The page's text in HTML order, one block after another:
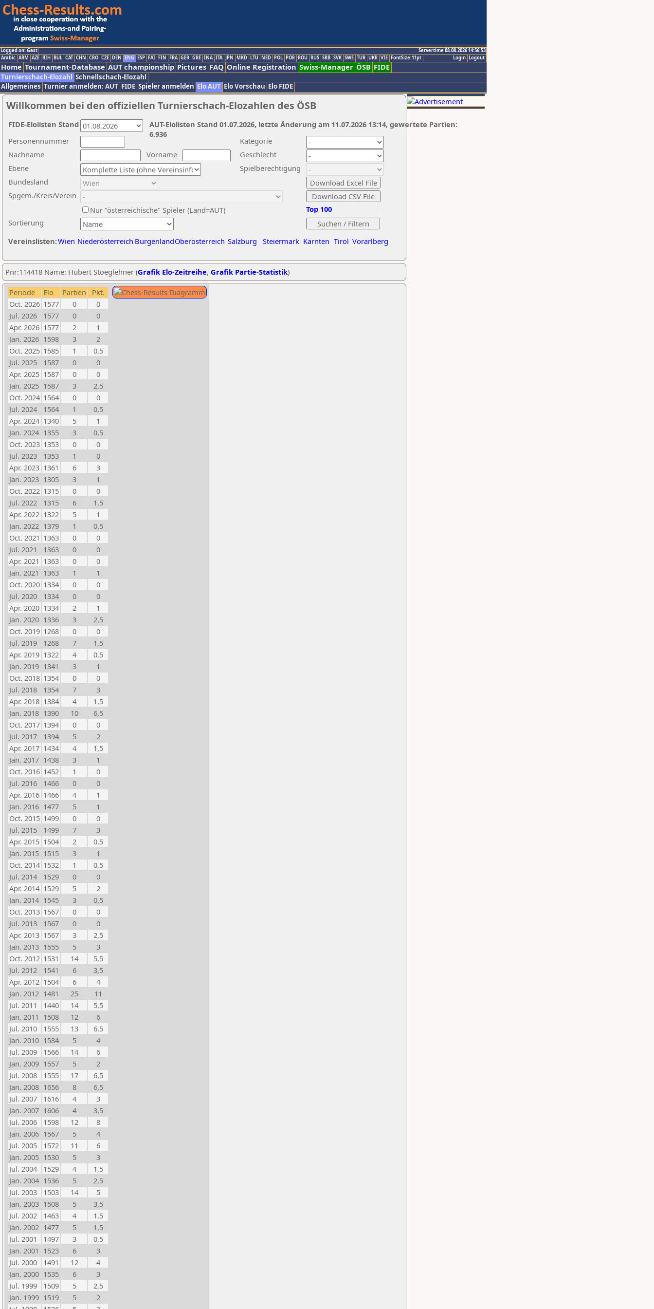
Logged on: Gast
Servertime 08.08.2026 14:56:53
Logout
Login
Arabic ARM AZE BIH BUL CAT CHN CRO CZE DEN ENG ESP FAI FIN FRA GER GRE INA ITA JPN MKD LTU NED POL POR ROU RUS SRB SVK SWE TUR UKR VIE FontSize:11pt
Home Tournament-Database AUT championship Pictures FAQ Online Registration Swiss-Manager ÖSB FIDE
Turnierschach-Elozahl Schnellschach-Elozahl
Allgemeines Turnier anmelden: AUT FIDE Spieler anmelden Elo AUT Elo Vorschau Elo FIDE
Willkommen bei den offiziellen Turnierschach-Elozahlen des ÖSB
Nachname
Vorname
Ebene
Kategorie
Sortierung
Personennummer
Bundesland
Spgem./Kreis/Verein
Geschlecht
Nur "österreichische" Spieler (Land=AUT)
Spielberechtigung
Vereinslisten:Wien Niederösterreich BurgenlandOberösterreich Salzburg Steiermark Kärnten Tirol Vorarlberg
Top 100
AUT-Elolisten Stand 01.07.2026, letzte Änderung am 11.07.2026 13:14, gewertete Partien:
6.936
FIDE-Elolisten Stand
Pnr:114418 Name: Hubert Stoeglehner (Grafik Elo-Zeitreihe, Grafik Partie-Statistik)
Periode Elo Partien
Pkt.
Oct. 2026 1577 0
0
Jul. 2026
1577 0
0
Apr. 2026 1577 2
1
Jan. 2026 1598 3
2
Oct. 2025 1585 1
0,5
Jul. 2025
1587 0
0
Apr. 2025 1587 0
0
Jan. 2025 1587 3
2,5
Oct. 2024 1564 0
0
Jul. 2024
1564 1
0,5
Apr. 2024 1340 5
1
Jan. 2024 1355 3
0,5
Oct. 2023 1353 0
0
Jul. 2023
1353 1
0
Apr. 2023 1361 6
3
Jan. 2023 1305 3
1
Oct. 2022 1315 0
0
Jul. 2022
1315 6
1,5
Apr. 2022 1322 5
1
Jan. 2022 1379 1
0,5
Oct. 2021 1363 0
0
Jul. 2021
1363 0
0
Apr. 2021 1363 0
0
Jan. 2021 1363 1
1
Oct. 2020 1334 0
0
Jul. 2020
1334 0
0
Apr. 2020 1334 2
1
Jan. 2020 1336 3
2,5
Oct. 2019 1268 0
0
Jul. 2019
1268 7
1,5
Apr. 2019 1322 4
0,5
Jan. 2019 1341 3
1
Oct. 2018 1354 0
0
Jul. 2018
1354 7
3
Apr. 2018 1384 4
1,5
Jan. 2018 1390 10
6,5
Oct. 2017 1394 0
0
Jul. 2017
1394 5
2
Apr. 2017 1434 4
1,5
Jan. 2017 1438 3
1
Oct. 2016 1452 1
0
Jul. 2016
1466 0
0
Apr. 2016 1466 4
1
Jan. 2016 1477 5
1
Oct. 2015 1499 0
0
Jul. 2015
1499 7
3
Apr. 2015 1504 2
0,5
Jan. 2015 1515 3
1
Oct. 2014 1532 1
0,5
Jul. 2014
1529 0
0
Apr. 2014 1529 5
2
Jan. 2014 1545 3
0,5
Oct. 2013 1567 0
0
Jul. 2013
1567 0
0
Apr. 2013 1567 3
2,5
Jan. 2013 1555 5
3
Oct. 2012 1531 14
5,5
Jul. 2012
1541 6
3,5
Apr. 2012 1504 6
4
Jan. 2012 1481 25
11
Jul. 2011
1440 14
5,5
Jan. 2011 1508 12
6
Jul. 2010
1555 13
6,5
Jan. 2010 1584 5
4
Jul. 2009
1566 14
6
Jan. 2009 1557 5
2
Jul. 2008
1555 17
6,5
Jan. 2008 1656 8
6,5
Jul. 2007
1616 4
3
Jan. 2007 1606 4
3,5
Jul. 2006
1598 12
8
Jan. 2006 1567 5
4
Jul. 2005
1572 11
6
Jan. 2005 1530 5
3
Jul. 2004
1529 4
1,5
Jan. 2004 1536 5
2,5
Jul. 2003
1503 14
5
Jan. 2003 1508 5
3,5
Jul. 2002
1463 4
1,5
Jan. 2002 1477 5
1,5
Jul. 2001
1497 3
0,5
Jan. 2001 1523 6
3
Jul. 2000
1491 12
4
Jan. 2000 1535 6
3
Jul. 1999
1509 5
2,5
Jan. 1999 1519 5
2